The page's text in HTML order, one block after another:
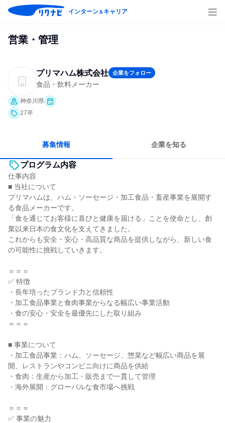
インターン＆キャリア
営業・管理
プリマハム株式会社 企業をフォロー
食品・飲料メーカー
神奈川県
27卒
募集情報 企業を知る
プログラム内容
仕事内容
■ 当社について
プリマハムは、ハム・ソーセージ・加工食品・畜産事業を展開す
る食品メーカーです。
「食を通じてお客様に喜びと健康を届ける」ことを使命とし、創
業以来日本の食文化を支えてきました。
これからも安全・安心・高品質な商品を提供しながら、新しい食
の可能性に挑戦していきます。
＝＝＝
✅ 特徴
・長年培ったブランド力と信頼性
・加工食品事業と食肉事業からなる幅広い事業活動
・食の安心・安全を最優先にした取り組み
＝＝＝
■ 事業について
・加工食品事業：ハム、ソーセージ、惣菜など幅広い商品を展
開、レストランやコンビニ向けに商品を供給
・食肉：生産から加工・販売まで一貫して管理
・海外展開：グローバルな食市場へ挑戦
＝＝＝
✅ 事業の魅力